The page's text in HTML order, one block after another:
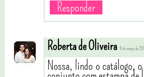
Responder
Roberta de Oliveira 9 de março de
Nossa, lindo o catálogo,